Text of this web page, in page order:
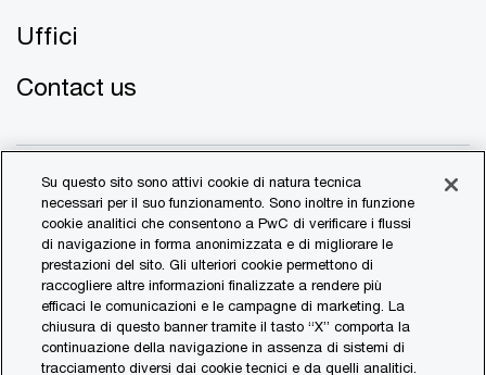
Uffici
Contact us
© 2017 - 2026 PwC. All rights reserved. PwC refers to the
PwC network and/or one or more of its member firms, each
of which is a separate legal entity. Please see
www.pwc.com/structurefor further details.
Su questo sito sono attivi cookie di natura tecnica
necessari per il suo funzionamento. Sono inoltre in funzione
cookie analitici che consentono a PwC di verificare i flussi
di navigazione in forma anonimizzata e di migliorare le
prestazioni del sito. Gli ulteriori cookie permettono di
raccogliere altre informazioni finalizzate a rendere più
efficaci le comunicazioni e le campagne di marketing. La
chiusura di questo banner tramite il tasto “X” comporta la
continuazione della navigazione in assenza di sistemi di
tracciamento diversi dai cookie tecnici e da quelli analitici.